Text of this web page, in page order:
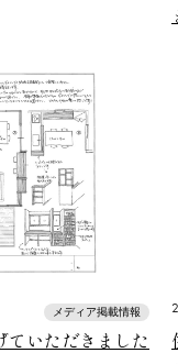
メディア掲載情報
いただきました